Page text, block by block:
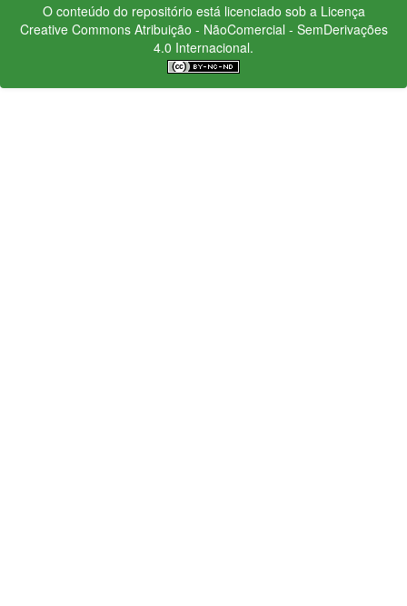
O conteúdo do repositório está licenciado sob a Licença
Creative CommonsAtribuição - NãoComercial - SemDerivações
4.0 Internacional.